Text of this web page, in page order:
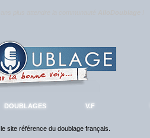
DOUBLAGES V.F
, le site référence du doublage français.